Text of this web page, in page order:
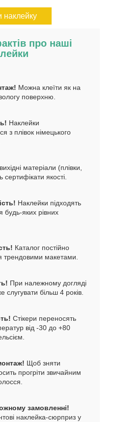
наклейку
про наші
Можна клеїти як на
поверхню.
Наклейки
з плівок німецького
матеріали (плівки,
якості.
Наклейки підходять
будь-яких рівних
Каталог постійно
трендовими макетами.
При належному догляді
слугувати більш 4 років.
Стікери переносять
від -30 до +80
Щоб зняти
прогріти звичайним
замовленні!
наклейка-сюрприз у